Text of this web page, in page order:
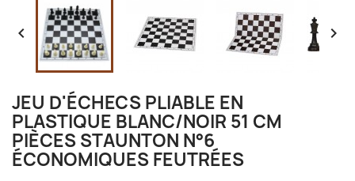
 
JEU D'ÉCHECS PLIABLE EN
PLASTIQUE BLANC/NOIR 51 CM
PIÈCES STAUNTON N°6
ÉCONOMIQUES FEUTRÉES